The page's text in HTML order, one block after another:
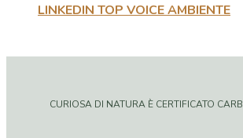
LINKEDIN TOP VOICE AMBIENTE
CURIOSA DI NATURA È CERTIFICATO